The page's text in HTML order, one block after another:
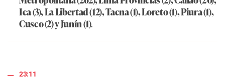
Ica (3), La Libertad (12), Tacna (1), Loreto (1), Piura (1),
Cusco (2) y Junín (1).
23:11